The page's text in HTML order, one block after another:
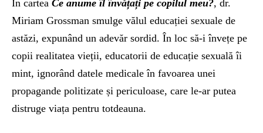
În cartea Ce anume îl învățați pe copilul meu?, dr.
Miriam Grossman smulge vălul educației sexuale de
astăzi, expunând un adevăr sordid. În loc să-i învețe pe
copii realitatea vieții, educatorii de educație sexuală îi
mint, ignorând datele medicale în favoarea unei
propagande politizate și periculoase, care le-ar putea
distruge viața pentru totdeauna.